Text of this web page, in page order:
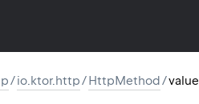
/io.ktor.http/HttpMethod/value